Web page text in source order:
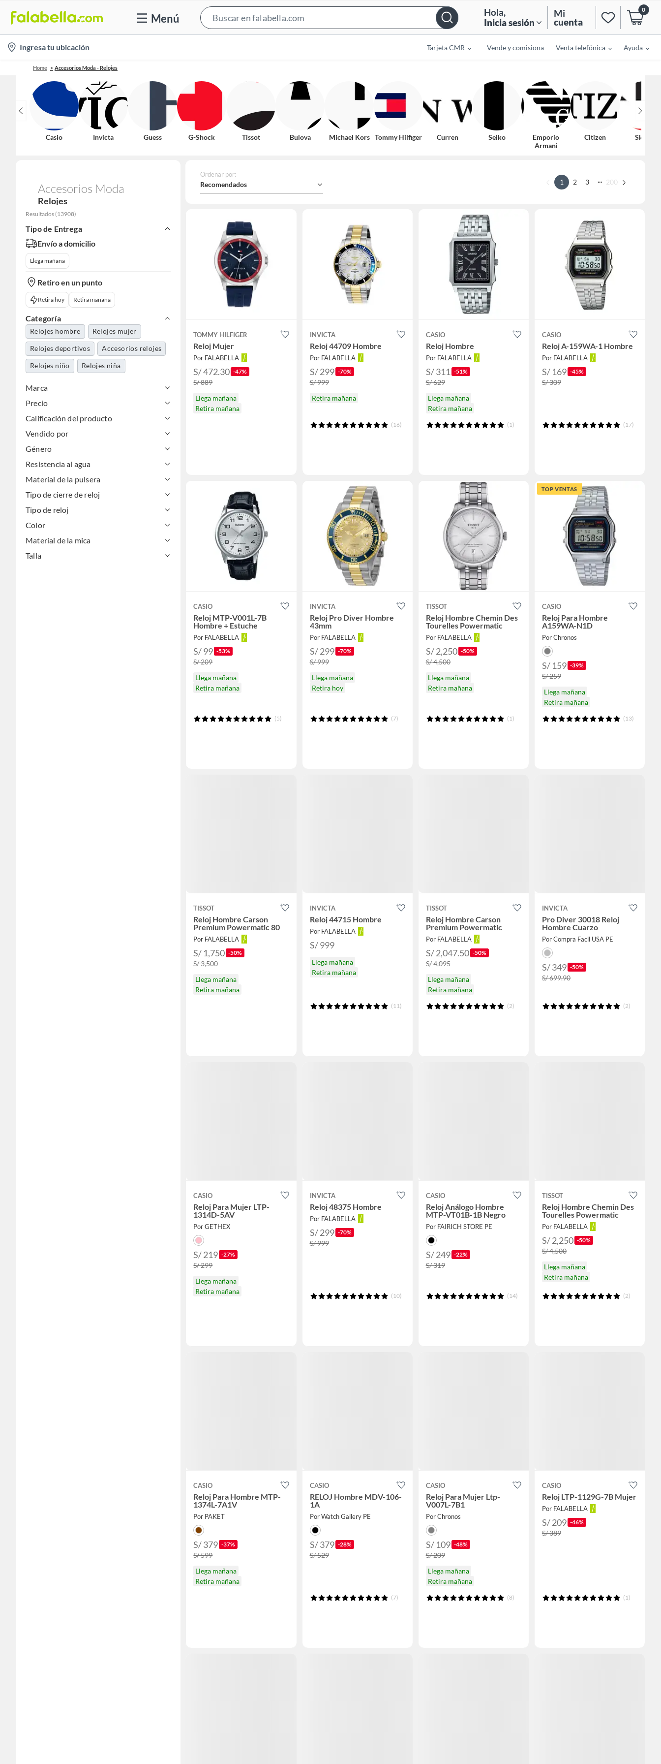
Menú
Bar
Hola,
Inicia sesión
Mi
cuenta
0
location-
icon
Ingresa tu ubicación Tarjeta CMR Vende y comisiona Venta telefónica Ayuda
Home Accesorios Moda - Relojes
Casio Invicta Guess G-Shock Tissot Bulova Michael Kors Tommy Hilfiger Curren Seiko
Emporio
Armani
Citizen Skmei
Accesorios Moda
Relojes
Resultados (13908)
Tipo de Entrega
Envío a domicilio
Llega mañana
Retiro en un punto
Retira hoy Retira mañana
Categoría
Relojes hombre Relojes mujer
Relojes deportivos Accesorios relojes
Relojes niño Relojes niña
Marca
Precio
Calificación del producto
Vendido por
Género
Resistencia al agua
Material de la pulsera
Tipo de cierre de reloj
Tipo de reloj
Color
Material de la mica
Talla
Ordenar por:
Recomendados 1 2 3 ... 200
TOMMY HILFIGER
Reloj Mujer
Por FALABELLA
S/ 472.30 -47%
S/ 889
Llega mañana
Retira mañana
INVICTA
Reloj 44709 Hombre
Por FALABELLA
S/ 299 -70%
S/ 999
Retira mañana
(16)
CASIO
Reloj Hombre
Por FALABELLA
S/ 311 -51%
S/ 629
Llega mañana
Retira mañana
(1)
CASIO
Reloj A-159WA-1 Hombre
Por FALABELLA
S/ 169 -45%
S/ 309
(17)
CASIO
Reloj MTP-V001L-7B
Hombre + Estuche
Por FALABELLA
S/ 99 -53%
S/ 209
Llega mañana
Retira mañana
(5)
INVICTA
Reloj Pro Diver Hombre
43mm
Por FALABELLA
S/ 299 -70%
S/ 999
Llega mañana
Retira hoy
(7)
TISSOT
Reloj Hombre Chemin Des
Tourelles Powermatic
Por FALABELLA
S/ 2,250 -50%
S/ 4,500
Llega mañana
Retira mañana
(1)
TOP VENTAS
CASIO
Reloj Para Hombre
A159WA-N1D
Por Chronos
S/ 159 -39%
S/ 259
Llega mañana
Retira mañana
(13)
TISSOT
Reloj Hombre Carson
Premium Powermatic 80
Por FALABELLA
S/ 1,750 -50%
S/ 3,500
Llega mañana
Retira mañana
INVICTA
Reloj 44715 Hombre
Por FALABELLA
S/ 999
Llega mañana
Retira mañana
(11)
TISSOT
Reloj Hombre Carson
Premium Powermatic
Por FALABELLA
S/ 2,047.50 -50%
S/ 4,095
Llega mañana
Retira mañana
(2)
INVICTA
Pro Diver 30018 Reloj
Hombre Cuarzo
Por Compra Facil USA PE
S/ 349 -50%
S/ 699.90
(2)
CASIO
Reloj Para Mujer LTP-
1314D-5AV
Por GETHEX
S/ 219 -27%
S/ 299
Llega mañana
Retira mañana
INVICTA
Reloj 48375 Hombre
Por FALABELLA
S/ 299 -70%
S/ 999
(10)
CASIO
Reloj Análogo Hombre
MTP-VT01B-1B Negro
Por FAIRICH STORE PE
S/ 249 -22%
S/ 319
(14)
TISSOT
Reloj Hombre Chemin Des
Tourelles Powermatic
Por FALABELLA
S/ 2,250 -50%
S/ 4,500
Llega mañana
Retira mañana
(2)
CASIO
Reloj Para Hombre MTP-
1374L-7A1V
Por PAKET
S/ 379 -37%
S/ 599
Llega mañana
Retira mañana
CASIO
RELOJ Hombre MDV-106-
1A
Por Watch Gallery PE
S/ 379 -28%
S/ 529
(7)
CASIO
Reloj Para Mujer Ltp-
V007L-7B1
Por Chronos
S/ 109 -48%
S/ 209
Llega mañana
Retira mañana
(8)
CASIO
Reloj LTP-1129G-7B Mujer
Por FALABELLA
S/ 209 -46%
S/ 389
(1)